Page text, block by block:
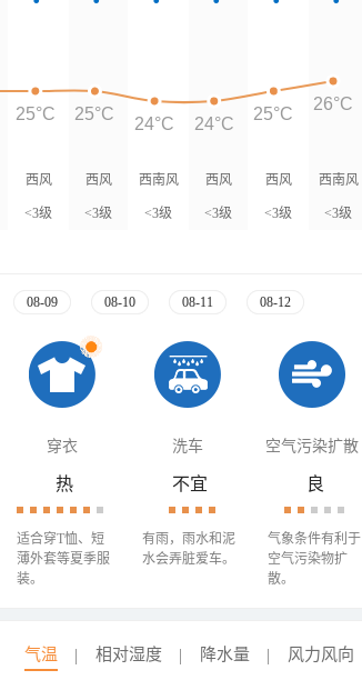
西风
<3级
西风
<3级
西南风
<3级
西风
<3级
西风
<3级
西南风
<3级
25°C 25°C
24°C 24°C
25°C
26°C
08-09 08-10 08-11 08-12
穿衣 洗车 空气污染扩散
热
适合穿T恤、短
薄外套等夏季服
装。
不宜
有雨，雨水和泥
水会弄脏爱车。
良
气象条件有利于
空气污染物扩
散。
气温 相对湿度 降水量 风力风向